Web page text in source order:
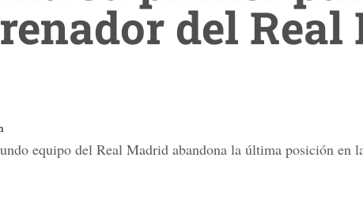
del
equipo del Real Madrid abandona la última posición en